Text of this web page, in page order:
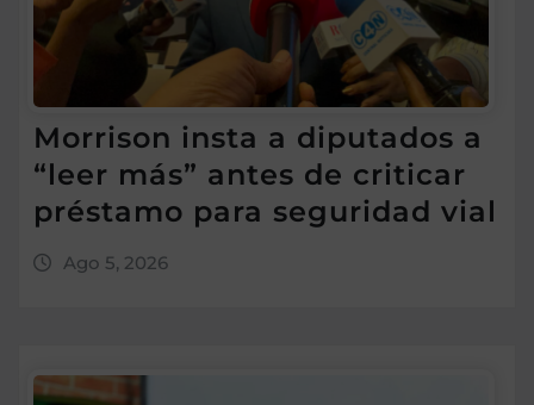
Morrison insta a diputados a
“leer más” antes de criticar
préstamo para seguridad vial
Ago 5, 2026